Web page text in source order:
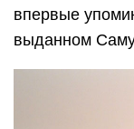
впервые
выданном